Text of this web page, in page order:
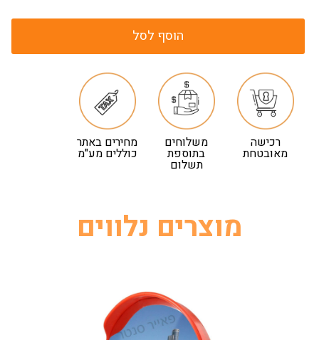
הוסף לסל
רכישה
מאובטחת
משלוחים
בתוספת
תשלום
מחירים באתר
כוללים מע"מ
מוצרים נלווים